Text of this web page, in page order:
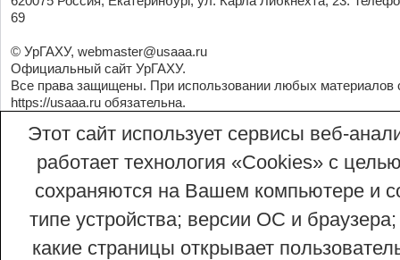
69
© УрГАХУ, webmaster@usaaa.ru
Официальный сайт УрГАХУ.
Все права защищены. При использовании любых материалов
https://usaaa.ru обязательна.
Этот сайт использует сервисы веб-
работает технология «Сookies» с
сохраняются на Вашем компьютере и
типе устройства; версии ОС и
какие страницы открывает